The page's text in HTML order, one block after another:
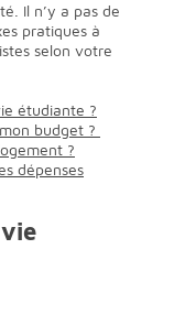
Il n’y a pas de
pratiques à
selon votre
étudiante ?
budget ?
?
dépenses